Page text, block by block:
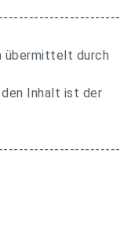
übermittelt durch
Inhalt ist der